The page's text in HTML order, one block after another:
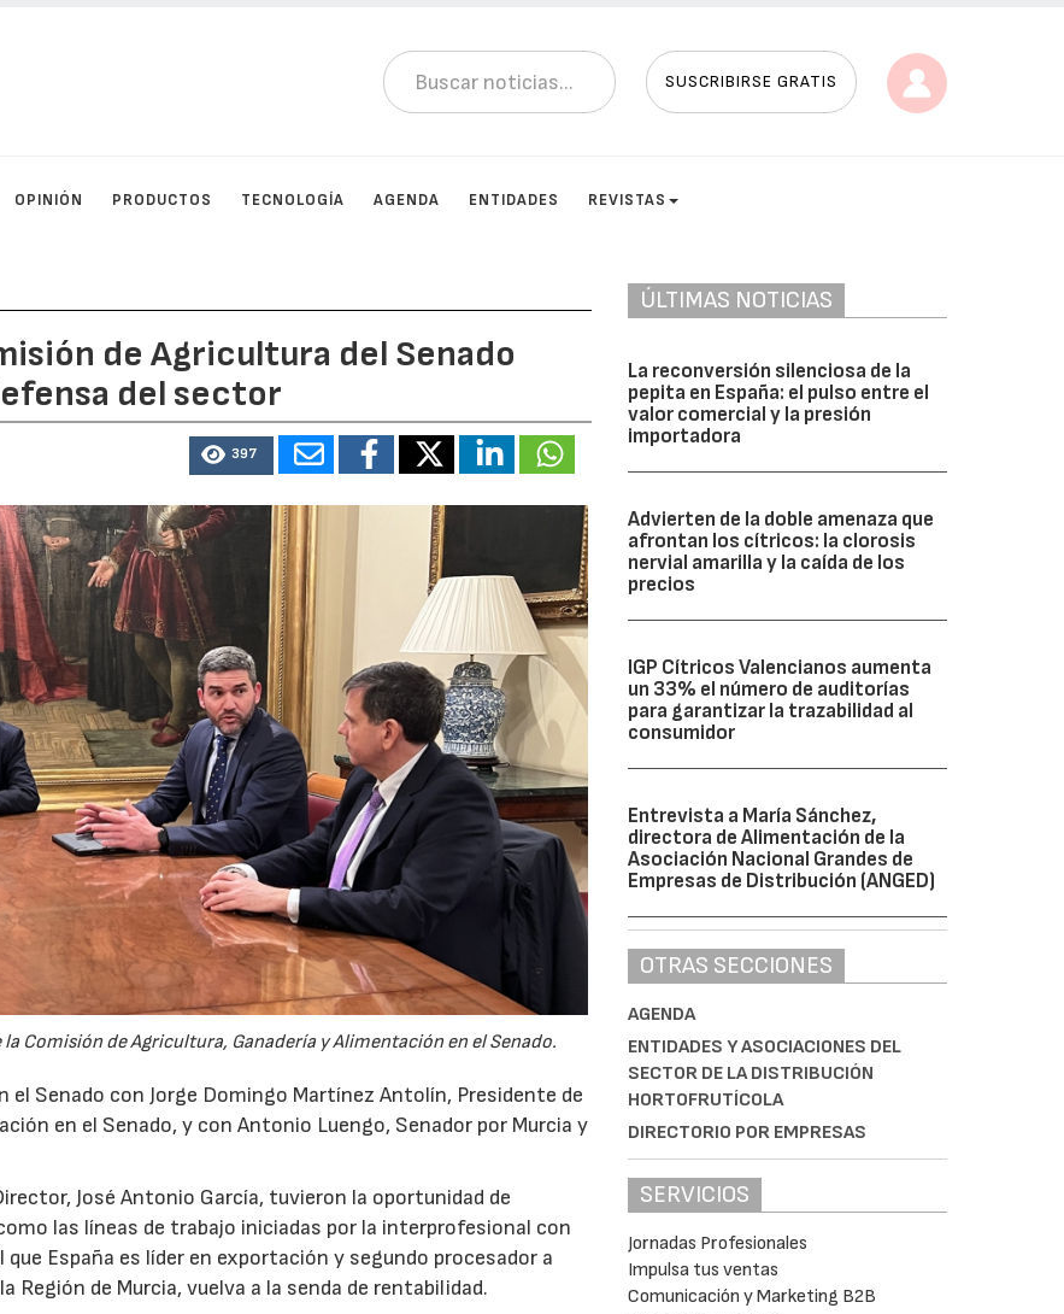
SUSCRIBIRSE GRATIS
OPINIÓN PRODUCTOS TECNOLOGÍA AGENDA ENTIDADES REVISTAS
de Agricultura del Senado
del sector
397
Comisión de Agricultura, Ganadería y Alimentación en el Senado.
el Senado con Jorge Domingo Martínez Antolín, Presidente de
en el Senado, y con Antonio Luengo, Senador por Murcia y
José Antonio García, tuvieron la oportunidad de
las líneas de trabajo iniciadas por la interprofesional con
España es líder en exportación y segundo procesador a
de Murcia, vuelva a la senda de rentabilidad.
ÚLTIMAS NOTICIAS
La reconversión silenciosa de la
pepita en España: el pulso entre el
valor comercial y la presión
importadora
Advierten de la doble amenaza que
afrontan los cítricos: la clorosis
nervial amarilla y la caída de los
precios
IGP Cítricos Valencianos aumenta
un 33% el número de auditorías
para garantizar la trazabilidad al
consumidor
Entrevista a María Sánchez,
directora de Alimentación de la
Asociación Nacional Grandes de
Empresas de Distribución (ANGED)
OTRAS SECCIONES
AGENDA
ENTIDADES Y ASOCIACIONES DEL
SECTOR DE LA DISTRIBUCIÓN
HORTOFRUTÍCOLA
DIRECTORIO POR EMPRESAS
SERVICIOS
Jornadas Profesionales
Impulsa tus ventas
Comunicación y Marketing B2B